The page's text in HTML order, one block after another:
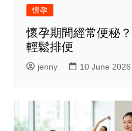
懷孕
懷孕期間經常便秘
輕鬆排便
jenny 10 June 2026